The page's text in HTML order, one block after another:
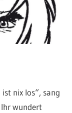
nix los“, sang
Ihr wundert